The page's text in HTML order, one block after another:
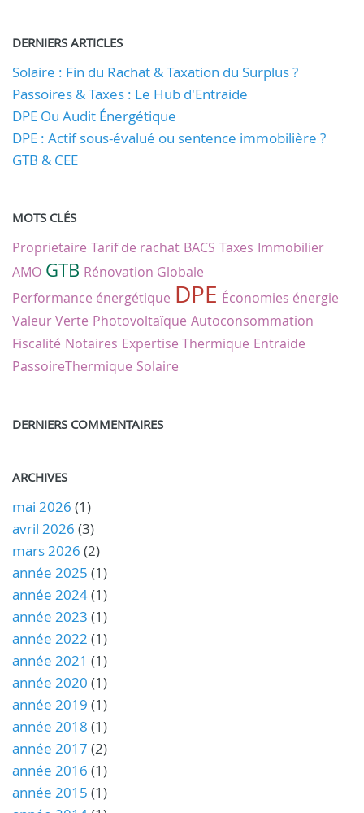
DERNIERS ARTICLES
Solaire : Fin du Rachat & Taxation du Surplus ?
Passoires & Taxes : Le Hub d'Entraide
DPE Ou Audit Énergétique
DPE : Actif sous-évalué ou sentence immobilière ?
GTB & CEE
MOTS CLÉS
Proprietaire Tarif de rachat BACS Taxes Immobilier
AMO GTB Rénovation Globale
Performance énergétique DPE Économies énergie
Valeur Verte Photovoltaïque Autoconsommation
Fiscalité Notaires Expertise Thermique Entraide
PassoireThermique Solaire
DERNIERS COMMENTAIRES
ARCHIVES
mai 2026 (1)
avril 2026 (3)
mars 2026 (2)
année 2025 (1)
année 2024(1)
année 2023 (1)
année 2022 (1)
année 2021 (1)
année 2020 (1)
année 2019 (1)
année 2018 (1)
année 2017 (2)
année 2016 (1)
année 2015 (1)